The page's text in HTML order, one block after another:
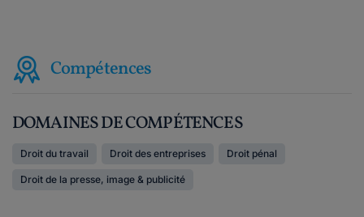
Compétences
DOMAINES DE COMPÉTENCES
Droit du travail Droit des entreprises Droit pénal
Droit de la presse, image & publicité